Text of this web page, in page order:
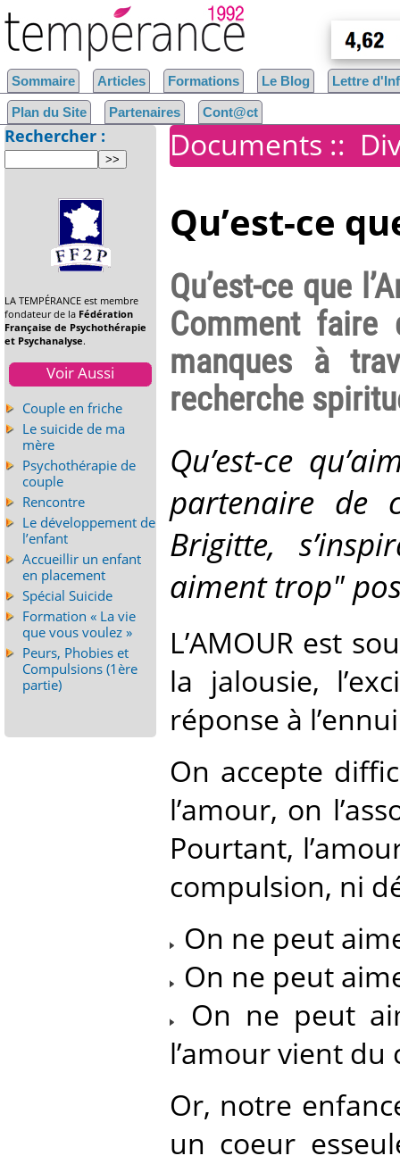
Documents ::
Qu’est-ce
Qu’est-ce que
Comment
manques à
recherche
Qu’est-ce
partenaire de
Brigitte,
aiment trop"
L’AMOUR est
la jalousie,
réponse à
On accepte
l’amour, on
Pourtant,
compulsion, ni
On ne peut
On ne peut
On ne peut
l’amour vient du
Or, notre
un coeur
Sommaire Articles Formations Le Blog Lettre
Plan du Site Partenaires Cont@ct
Rechercher :
LA TEMPÉRANCE est membre
fondateur de la Fédération
Française de Psychothérapie
et Psychanalyse.
Voir Aussi
Couple en friche
Le suicide de ma
mère
Psychothérapie de
couple
Rencontre
Le développement de
l’enfant
Accueillir un enfant
en placement
Spécial Suicide
Formation « La vie
que vous voulez »
Peurs, Phobies et
Compulsions (1ère
partie)